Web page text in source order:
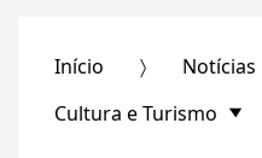
Início
Notícias
Cultura e Turismo